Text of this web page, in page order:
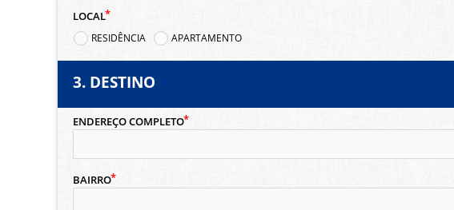
LOCAL
RESIDÊNCIA
APARTAMENTO
3. DESTINO
ENDEREÇO COMPLETO
BAIRRO